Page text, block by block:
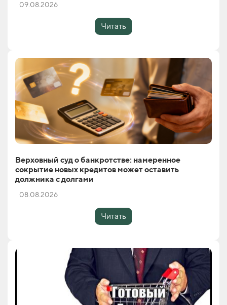
09.08.2026
Читать
Верховный суд о банкротстве: намеренное
сокрытие новых кредитов может оставить
должника с долгами
08.08.2026
Читать